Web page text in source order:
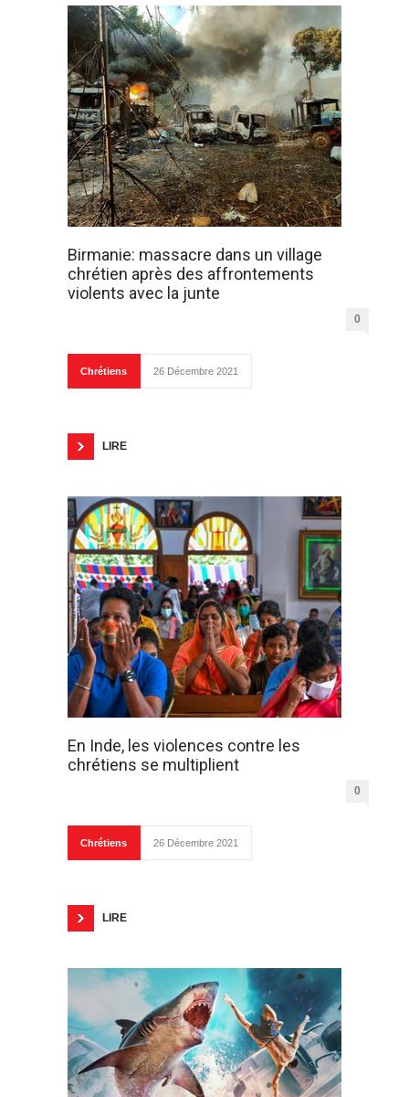
Birmanie: massacre dans un village
chrétien après des affrontements
violents avec la junte
0
Chrétiens 26 Décembre 2021
LIRE
En Inde, les violences contre les
chrétiens se multiplient
0
Chrétiens 26 Décembre 2021
LIRE